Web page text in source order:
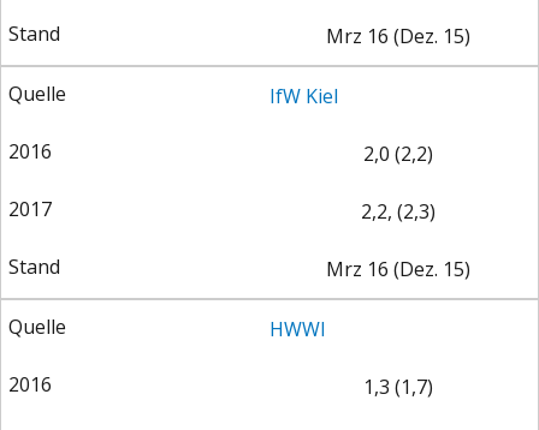
GESUNDHEITSWESEN
Mrz 16 (Dez. 15)
IfW Kiel
2,0 (2,2)
2,2, (2,3)
Mrz 16 (Dez. 15)
HWWI
1,3 (1,7)